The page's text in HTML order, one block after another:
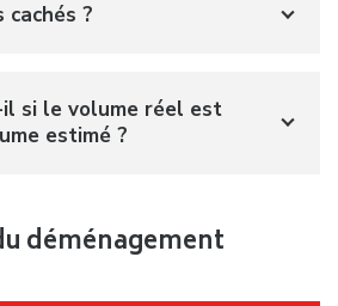
?
si le volume réel est
estimé ?
déménagement